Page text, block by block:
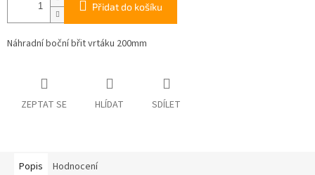
Přidat do košíku
Náhradní boční břit vrtáku 200mm
ZEPTAT SE HLÍDAT SDÍLET
Popis Hodnocení